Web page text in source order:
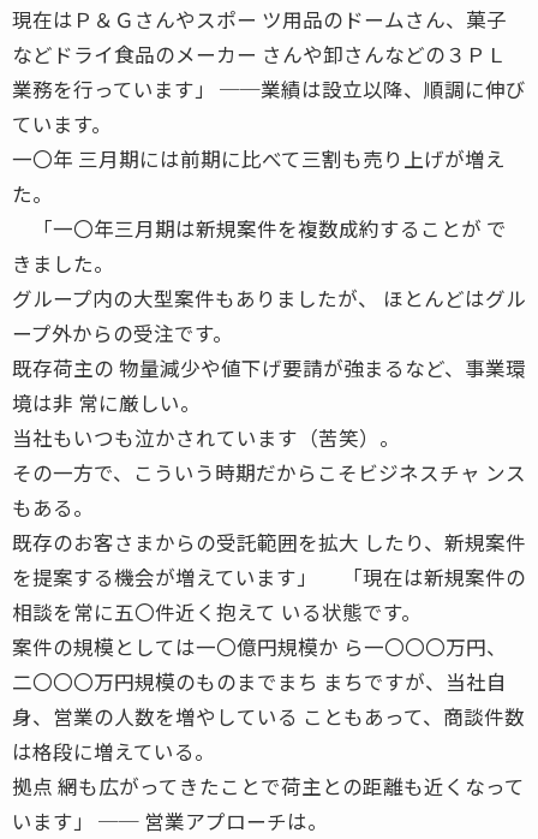
現在はＰ＆Ｇさんやスポー ツ用品のドームさん、菓子
などドライ食品のメーカー さんや卸さんなどの３ＰＬ
業務を行っています」 ──業績は設立以降、順調に伸び
ています。
一〇年 三月期には前期に比べて三割も売り上げが増え
た。
「一〇年三月期は新規案件を複数成約することが で
きました。
グループ内の大型案件もありましたが、 ほとんどはグル
ープ外からの受注です。
既存荷主の 物量減少や値下げ要請が強まるなど、事業環
境は非 常に厳しい。
当社もいつも泣かされています（苦笑）。
その一方で、こういう時期だからこそビジネスチャ ンス
もある。
既存のお客さまからの受託範囲を拡大 したり、新規案件
を提案する機会が増えています」 「現在は新規案件の
相談を常に五〇件近く抱えて いる状態です。
案件の規模としては一〇億円規模か ら一〇〇〇万円、
二〇〇〇万円規模のものまでまち まちですが、当社自
身、営業の人数を増やしている こともあって、商談件数
は格段に増えている。
拠点 網も広がってきたことで荷主との距離も近くなって
います」 ── 営業アプローチは。